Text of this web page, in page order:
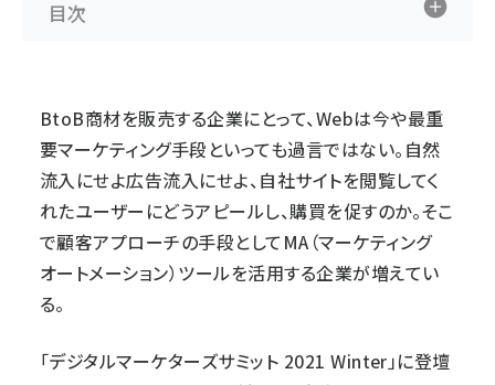
目次
BtoB商材を販売する企業にとって、Webは今や最重
要マーケティング手段といっても過言ではない。自然
流入にせよ広告流入にせよ、自社サイトを閲覧してく
れたユーザーにどうアピールし、購買を促すのか。そこ
で顧客アプローチの手段としてMA（マーケティング
オートメーション）ツールを活用する企業が増えてい
る。
「デジタルマーケターズサミット 2021 Winter 」に登壇